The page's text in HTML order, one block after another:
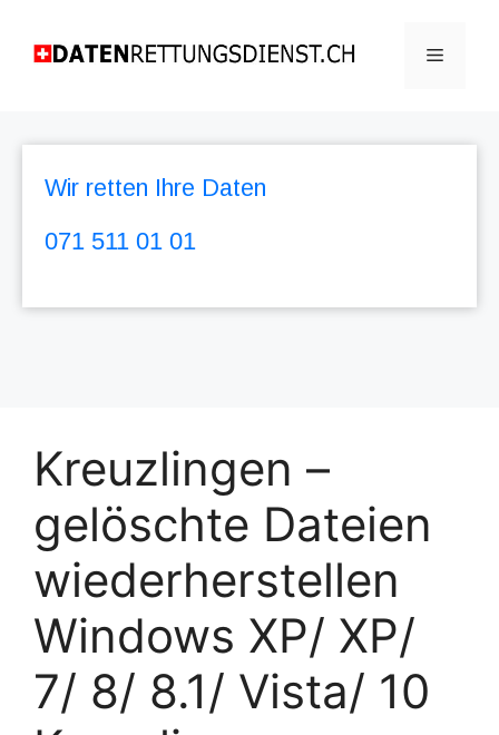
Wir retten Ihre Daten
071 511 01 01
Kreuzlingen –
gelöschte Dateien
wiederherstellen
Windows XP/ XP/
7/ 8/ 8.1/ Vista/ 10